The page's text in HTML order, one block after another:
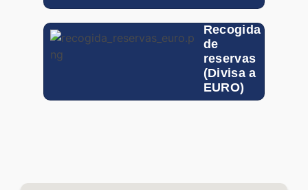
HKD
HUF
ILS
Recogida
de
reservas
(Divisa a
EURO)